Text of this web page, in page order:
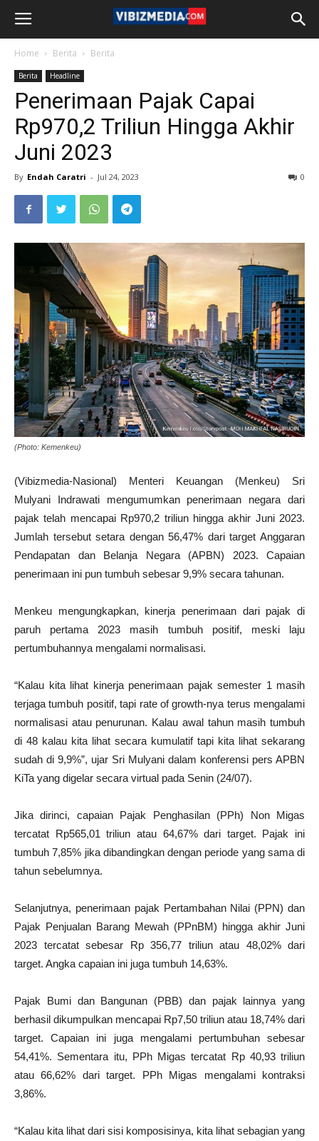
Home Berita Berita
Berita Headline
Penerimaan Pajak Capai
Rp970,2 Triliun Hingga Akhir
Juni 2023
By Endah Caratri - Jul 24, 2023 0
(Photo: Kemenkeu)
(Vibizmedia-Nasional) Menteri Keuangan (Menkeu) Sri
Mulyani Indrawati mengumumkan penerimaan negara dari
pajak telah mencapai Rp970,2 triliun hingga akhir Juni 2023.
Jumlah tersebut setara dengan 56,47% dari target Anggaran
Pendapatan dan Belanja Negara (APBN) 2023. Capaian
penerimaan ini pun tumbuh sebesar 9,9% secara tahunan.
Menkeu mengungkapkan, kinerja penerimaan dari pajak di
paruh pertama 2023 masih tumbuh positif, meski laju
pertumbuhannya mengalami normalisasi.
“Kalau kita lihat kinerja penerimaan pajak semester 1 masih
terjaga tumbuh positif, tapi rate of growth-nya terus mengalami
normalisasi atau penurunan. Kalau awal tahun masih tumbuh
di 48 kalau kita lihat secara kumulatif tapi kita lihat sekarang
sudah di 9,9%”, ujar Sri Mulyani dalam konferensi pers APBN
KiTa yang digelar secara virtual pada Senin (24/07).
Jika dirinci, capaian Pajak Penghasilan (PPh) Non Migas
tercatat Rp565,01 triliun atau 64,67% dari target. Pajak ini
tumbuh 7,85% jika dibandingkan dengan periode yang sama di
tahun sebelumnya.
Selanjutnya, penerimaan pajak Pertambahan Nilai (PPN) dan
Pajak Penjualan Barang Mewah (PPnBM) hingga akhir Juni
2023 tercatat sebesar Rp 356,77 triliun atau 48,02% dari
target. Angka capaian ini juga tumbuh 14,63%.
Pajak Bumi dan Bangunan (PBB) dan pajak lainnya yang
berhasil dikumpulkan mencapai Rp7,50 triliun atau 18,74% dari
target. Capaian ini juga mengalami pertumbuhan sebesar
54,41%. Sementara itu, PPh Migas tercatat Rp 40,93 triliun
atau 66,62% dari target. PPh Migas mengalami kontraksi
3,86%.
“Kalau kita lihat dari sisi komposisinya, kita lihat sebagian yang